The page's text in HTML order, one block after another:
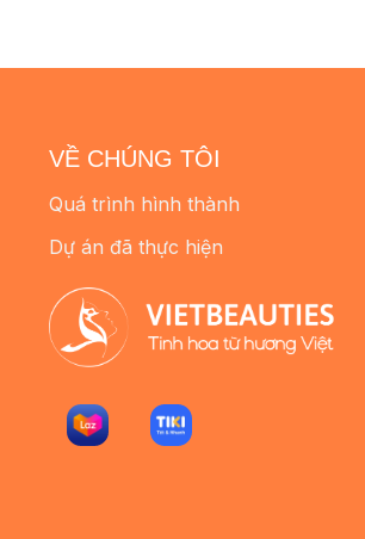
VỀ CHÚNG TÔI
Quá trình hình thành
Dự án đã thực hiện